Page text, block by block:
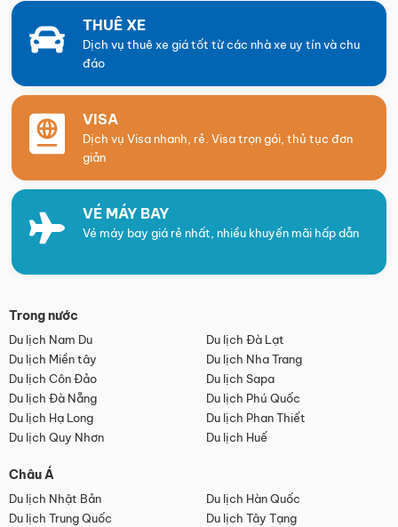
THUÊ XE
Dịch vụ thuê xe giá tốt từ các nhà xe uy tín và chu
đáo
VISA
Dịch vụ Visa nhanh, rẻ. Visa trọn gói, thủ tục đơn
giản
VÉ MÁY BAY
Vé máy bay giá rẻ nhất, nhiều khuyến mãi hấp dẫn
Trong nước
Du lịch Nam Du
Du lịch Đà Lạt
Du lịch Miền tây
Du lịch Nha Trang
Du lịch Côn Đảo
Du lịch Sapa
Du lịch Đà Nẵng
Du lịch Phú Quốc
Du lịch Hạ Long
Du lịch Phan Thiết
Du lịch Quy Nhơn
Du lịch Huế
Châu Á
Du lịch Nhật Bản
Du lịch Hàn Quốc
Du lịch Trung Quốc
Du lịch Tây Tạng